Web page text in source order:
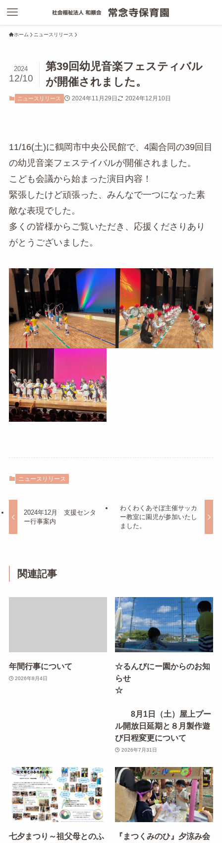
ホーム ニュースリリース
第39回幼児音楽フェスティバル
が開催されました。
2024
12/10
ニュースリリース 2024年11月29日 2024年12月10日
11/16(土)に鶴岡市中央公民館で、4園合同の39回目
の幼児音楽フェステイバルが開催されました。
こども会議から始まった演目内容！
緊張したけど頑張った、みんなで一つになった素
敵な表現でした。
多くの皆様からご覧いただき、応援くださりあり
がとうございました。
ニュースリリース
2024年12月 支援センタ
ー行事案内
わくわくあそぼ主催サッカ
ー教室に園児が参加いたし
ました。
関連記事
年間行事について
2026年8月4日
☆るんびにー園からのお知
らせ
☆
8月1日（土）屋上プー
ル開放日延期と８月製作遊
び日程変更について
2026年7月31日
七夕まつり～祖父母とのふ
『まつくみのひ』夕涼み会